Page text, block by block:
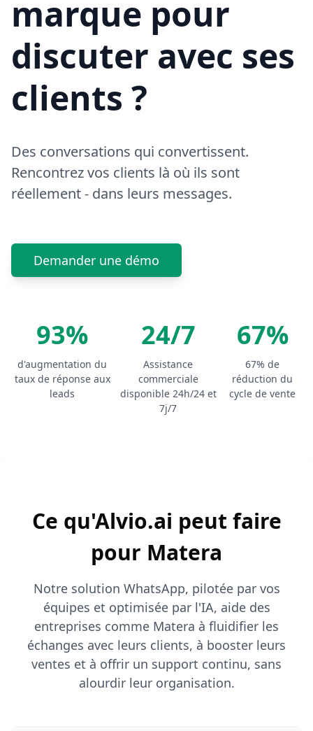
marque pour
discuter avec ses
clients ?
Des conversations qui convertissent.
Rencontrez vos clients là où ils sont
réellement - dans leurs messages.
Demander une démo
93%
d'augmentation du
taux de réponse aux
leads
24/7
Assistance
commerciale
disponible 24h/24 et
7j/7
67%
67% de
réduction du
cycle de vente
Ce qu'Alvio.ai peut faire
pour Matera
Notre solution WhatsApp, pilotée par vos
équipes et optimisée par l'IA, aide des
entreprises comme Matera à fluidifier les
échanges avec leurs clients, à booster leurs
ventes et à offrir un support continu, sans
alourdir leur organisation.